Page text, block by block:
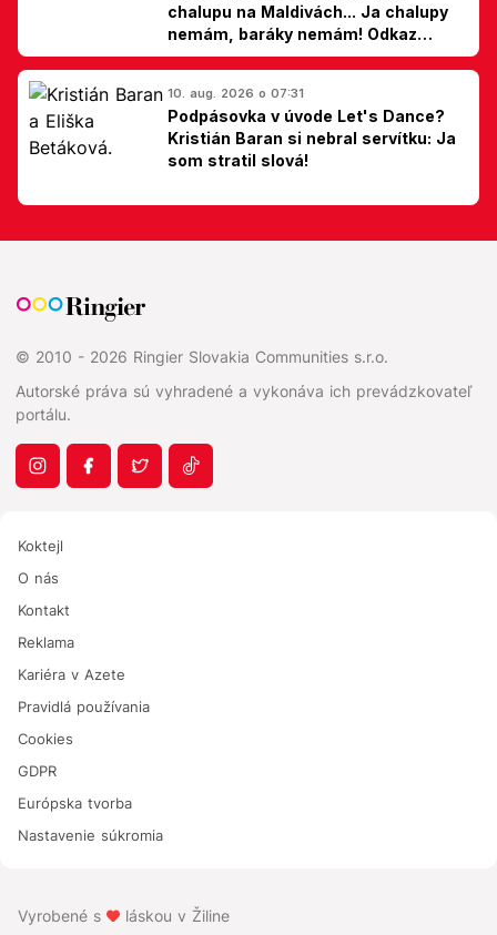
chalupu na Maldivách... Ja chalupy
nemám, baráky nemám! Odkaz
Slovákom
10. aug. 2026 o 07:31
Podpásovka v úvode Let's Dance?
Kristián Baran si nebral servítku: Ja
som stratil slová!
© 2010 - 2026 Ringier Slovakia Communities s.r.o.
Autorské práva sú vyhradené a vykonáva ich prevádzkovateľ
portálu.
Koktejl
O nás
Kontakt
Reklama
Kariéra v Azete
Pravidlá používania
Cookies
GDPR
Európska tvorba
Nastavenie súkromia
Vyrobené s láskou v Žiline